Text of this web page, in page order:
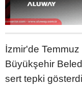
İzmir'de Temmuz
Büyükşehir
sert tepki